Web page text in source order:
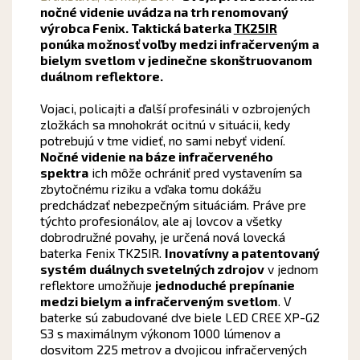
nočné videnie uvádza na trh renomovaný
výrobca Fenix. Taktická baterka TK25IR
ponúka možnosť voľby medzi infračerveným a
bielym svetlom v jedinečne skonštruovanom
duálnom reflektore.
Vojaci, policajti a ďalší profesináli v ozbrojených
zložkách sa mnohokrát ocitnú v situácii, kedy
potrebujú v tme vidieť, no sami nebyť videní.
Nočné videnie na báze infračerveného
spektraich môže ochrániť pred vystavením sa
zbytočnému riziku a vďaka tomu dokážu
predchádzať nebezpečným situáciám. Práve pre
týchto profesionálov, ale aj lovcov a všetky
dobrodružné povahy, je určená nová lovecká
baterka Fenix TK25IR. Inovatívny a patentovaný
systém duálnych svetelných zdrojovv jednom
reflektore umožňuje jednoduché prepínanie
medzi bielym a infračerveným svetlom . V
baterke sú zabudované dve biele LED CREE XP-G2
S3 s maximálnym výkonom 1000 lúmenov a
dosvitom 225 metrov a dvojicou infračervených